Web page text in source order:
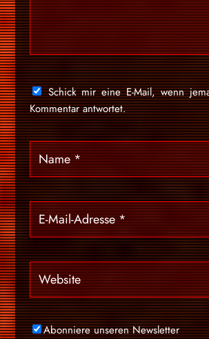
Schick mir eine E-Mail, wenn
Kommentar antwortet.
Abonniere unseren Newsletter